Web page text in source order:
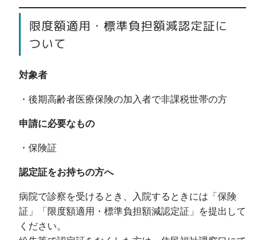
限度額適用・標準負担額減認定証に
ついて
対象者
・後期高齢者医療保険の加入者で非課税世帯の方
申請に必要なもの
・保険証
認定証をお持ちの方へ
病院で診察を受けるとき、入院するときには「保険
証」「限度額適用・標準負担額減認定証」を提出して
ください。